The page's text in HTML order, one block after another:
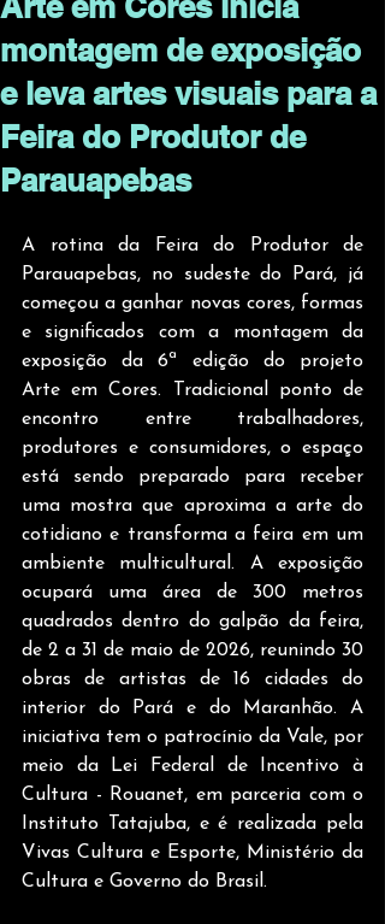
montagem de exposição
e leva artes visuais para a
Feira do Produtor de
Parauapebas
A rotina da Feira do Produtor de
Parauapebas, no sudeste do Pará, já
começou a ganhar novas cores, formas
e significados com a montagem da
exposição da 6ª edição do projeto
Arte em Cores. Tradicional ponto de
encontro entre trabalhadores,
produtores e consumidores, o espaço
está sendo preparado para receber
uma mostra que aproxima a arte do
cotidiano e transforma a feira em um
ambiente multicultural. A exposição
ocupará uma área de 300 metros
quadrados dentro do galpão da feira,
de 2 a 31 de maio de 2026, reunindo 30
obras de artistas de 16 cidades do
interior do Pará e do Maranhão. A
iniciativa tem o patrocínio da Vale, por
meio da Lei Federal de Incentivo à
Cultura - Rouanet, em parceria com o
Instituto Tatajuba, e é realizada pela
Vivas Cultura e Esporte, Ministério da
Cultura e Governo do Brasil.